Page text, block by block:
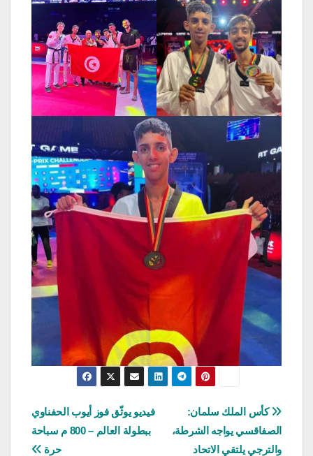
تصفّح
المقالات
فيديو يوثّق فوز أيوب الحفناوي
ببطولة العالم – 800 م سباحة
حرة
كأس الملك سلمان:
الصفاقسي يواجه الشرطة،
والترجي يلتقي الاتحاد